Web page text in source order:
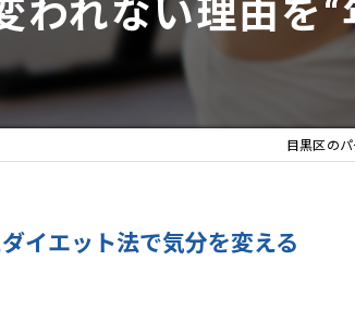
われない理由を
目黒区の
イエット法で気分を変える